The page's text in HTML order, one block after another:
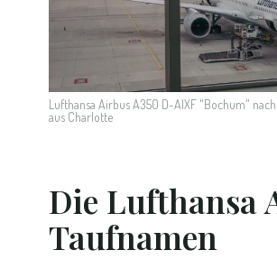
Lufthansa Airbus A350 D-AIXF "Bochum"
aus Charlotte
Die Lufthansa
Taufnamen